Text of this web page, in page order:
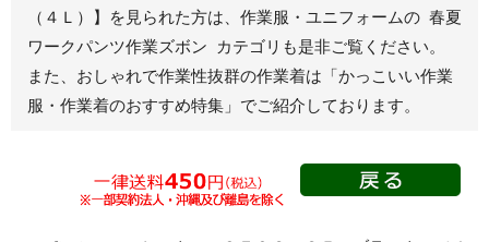
ジャンパー
秋冬長袖
春夏半袖
スモック
秋冬長袖
（４Ｌ）】を見られた方は、作業服・ユニフォームの 春夏
ワークパンツ作業ズボン カテゴリも是非ご覧ください。
また、おしゃれで作業性抜群の作業着は 「かっこいい作業
服・作業着のおすすめ特集」 でご紹介しております。